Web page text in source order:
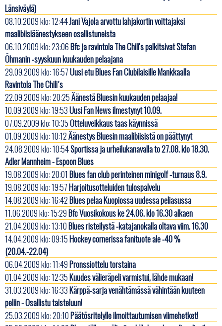
Länsiväylä)
08.10.2009 klo: 12:44Jani Vajola arvottu lahjakortin voittajaksi
maalibiisiäänestykseen osallistuneista
06.10.2009 klo: 23:06Bfc ja ravintola The Chili's palkitsivat Stefan
Öhmanin -syyskuun kuukauden pelaajana
29.09.2009 klo: 16:57Uusi etu Blues Fan Clubilaisille Mankkaalla
Ravintola The Chili´s
22.09.2009 klo: 20:25Äänestä Bluesin kuukauden pelaajaa!
10.09.2009 klo: 19:53Uusi Fan News ilmestynyt 10.09.
07.09.2009 klo: 10:35Otteluveikkaus taas käynnissä
01.09.2009 klo: 10:12Äänestys Bluesin maalibiisistä on päättynyt
24.08.2009 klo: 10:54Sportissa ja urheilukanavalla to 27.08. klo 18.30.
Adler Mannheim - Espoon Blues
19.08.2009 klo: 20:01 Blues fan club perinteinen minigolf -turnaus 8.9.
19.08.2009 klo: 19:57Harjoitusotteluiden tulospalvelu
14.08.2009 klo: 16:42Blues pelaa Kuopiossa uudessa peliasussa
11.06.2009 klo: 15:29Bfc Vuosikokous ke 24.06. klo 16.30 alkaen
21.04.2009 klo: 13:10Blues risteilystä -katajanokalla oltava viim. 16.30
14.04.2009 klo: 09:15Hockey cornerissa fanituote ale -40 %
(20.04.-22.04)
06.04.2009 klo: 11:49Pronssiottelu torstaina
01.04.2009 klo: 12:35Kuudes välieräpeli varmistui, lähde mukaan!
31.03.2009 klo: 16:33Kärppä-sarja venähtämässä vähintään kuuteen
peliin - Osallistu taisteluun!
25.03.2009 klo: 20:10Päätösritelylle ilmoittautumisen viimehetket!